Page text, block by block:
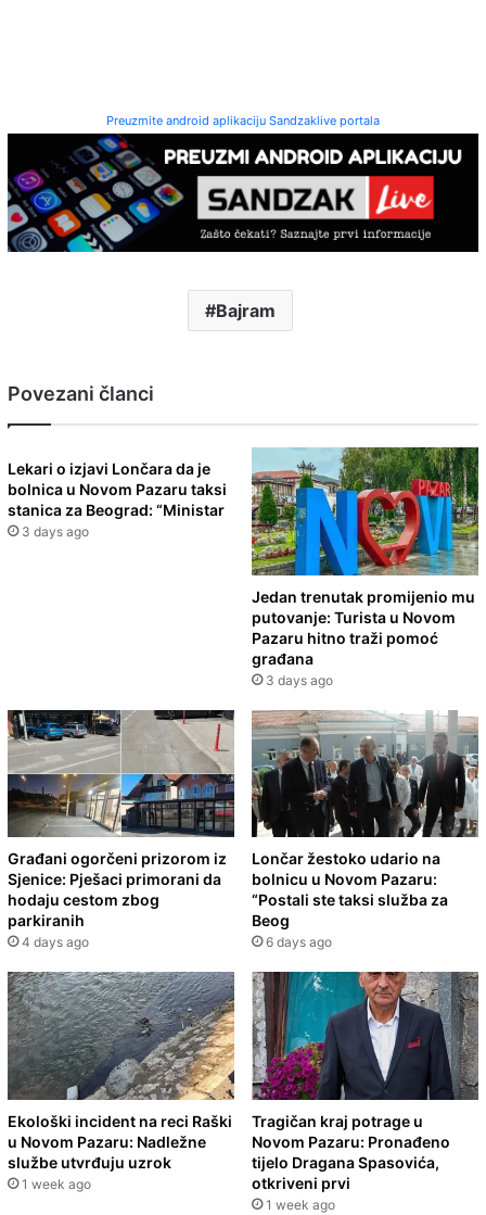
Preuzmite android aplikaciju Sandzaklive portala
Bajram
Povezani članci
Lekari o izjavi Lončara da je
bolnica u Novom Pazaru taksi
stanica za Beograd: “Ministar
3 days ago
Jedan trenutak promijenio mu
putovanje: Turista u Novom
Pazaru hitno traži pomoć
građana
3 days ago
Građani ogorčeni prizorom iz
Sjenice: Pješaci primorani da
hodaju cestom zbog
parkiranih
4 days ago
Lončar žestoko udario na
bolnicu u Novom Pazaru:
“Postali ste taksi služba za
Beog
6 days ago
Ekološki incident na reci Raški
u Novom Pazaru: Nadležne
službe utvrđuju uzrok
1 week ago
Tragičan kraj potrage u
Novom Pazaru: Pronađeno
tijelo Dragana Spasovića,
otkriveni prvi
1 week ago